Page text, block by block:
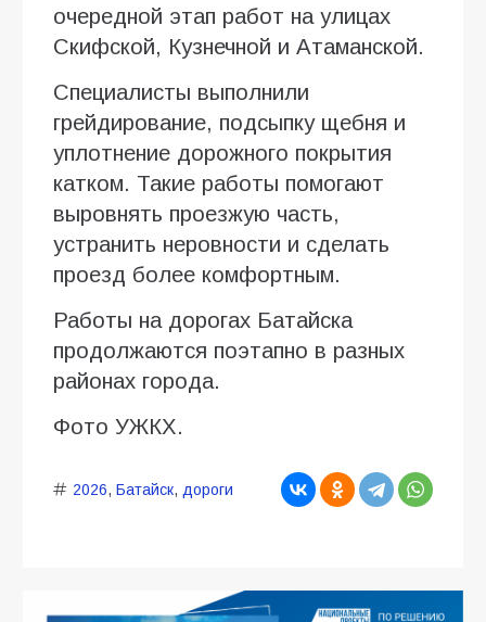
очередной этап работ на улицах
Скифской, Кузнечной и Атаманской.
Специалисты выполнили
грейдирование, подсыпку щебня и
уплотнение дорожного покрытия
катком. Такие работы помогают
выровнять проезжую часть,
устранить неровности и сделать
проезд более комфортным.
Работы на дорогах Батайска
продолжаются поэтапно в разных
районах города.
Фото УЖКХ.
2026, Батайск, дороги